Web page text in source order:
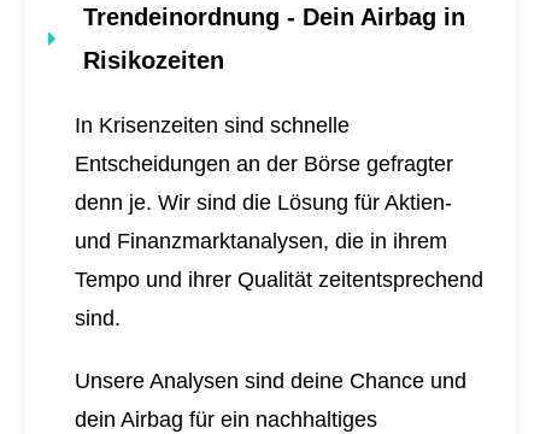
Trendeinordnung - Dein Airbag in
Risikozeiten
In Krisenzeiten sind schnelle
Entscheidungen an der Börse gefragter
denn je. Wir sind die Lösung für Aktien-
und Finanzmarktanalysen, die in ihrem
Tempo und ihrer Qualität zeitentsprechend
sind.
Unsere Analysen sind deine Chance und
dein Airbag für ein nachhaltiges